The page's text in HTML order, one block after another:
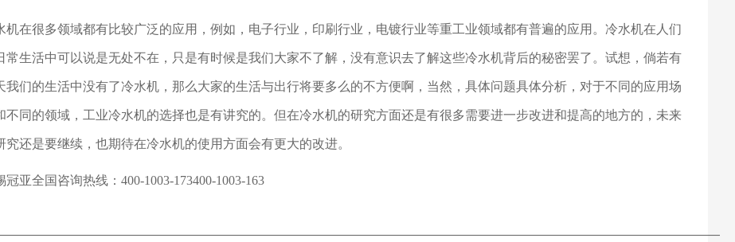
机在很多领域都有比较广泛的应用，例如，电子行业，印刷行业，电镀行业等重工业领域都有普遍的应用。冷水机在人们
常生活中可以说是无处不在，只是有时候是我们大家不了解，没有意识去了解这些冷水机背后的秘密罢了。试想，倘若有
我们的生活中没有了冷水机，那么大家的生活与出行将要多么的不方便啊，当然，具体问题具体分析，对于不同的应用场
不同的领域，工业冷水机的选择也是有讲究的。但在冷水机的研究方面还是有很多需要进一步改进和提高的地方的，未来
究还是要继续，也期待在冷水机的使用方面会有更大的改进。
冠亚全国咨询热线： 400-1003-173400-1003-163